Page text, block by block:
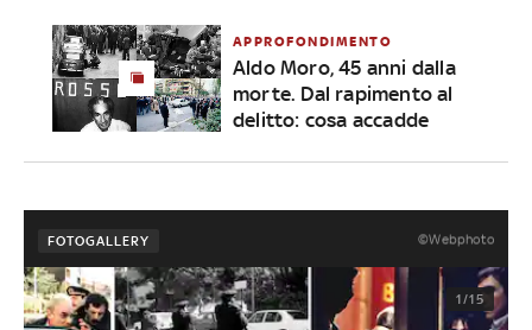
APPROFONDIMENTO
Aldo Moro, 45 anni dalla
morte. Dal rapimento al
delitto: cosa accadde
FOTOGALLERY ©Webphoto
1/15